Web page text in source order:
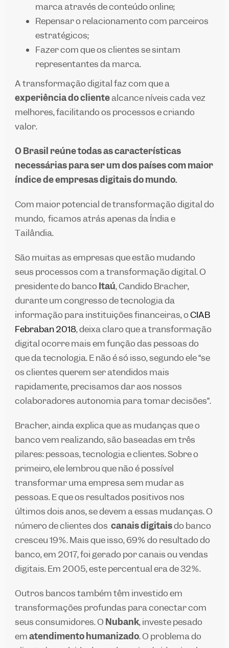
marca através de conteúdo online;
Repensar o relacionamento com parceiros
estratégicos;
Fazer com que os clientes se sintam
representantes da marca.
A transformação digital faz com que a
experiência do clientealcance níveis cada vez
melhores, facilitando os processos e criando
valor.
O Brasil reúne todas as características
necessárias para ser um dos países com maior
índice de empresas digitais do mundo.
Com maior potencial de transformação digital do
mundo, ficamos atrás apenas da Índia e
Tailândia.
São muitas as empresas que estão mudando
seus processos com a transformação digital. O
presidente do banco Itaú, Candido Bracher,
durante um congresso de tecnologia da
informação para instituições financeiras, oCIAB
Febraban 2018, deixa claro que a transformação
digital ocorre mais em função das pessoas do
que da tecnologia. E não é só isso, segundo ele “se
os clientes querem ser atendidos mais
rapidamente, precisamos dar aos nossos
colaboradores autonomia para tomar decisões”.
Bracher, ainda explica que as mudanças que o
banco vem realizando, são baseadas em três
pilares: pessoas, tecnologia e clientes. Sobre o
primeiro, ele lembrou que não é possível
transformar uma empresa sem mudar as
pessoas. E que os resultados positivos nos
últimos dois anos, se devem a essas mudanças. O
número de clientes dos canais digitaisdo banco
cresceu 19%. Mais que isso, 69% do resultado do
banco, em 2017, foi gerado por canais ou vendas
digitais. Em 2005, este percentual era de 32%.
Outros bancos também têm investido em
transformações profundas para conectar com
seus consumidores. O Nubank, investe pesado
ematendimento humanizado. O problema do